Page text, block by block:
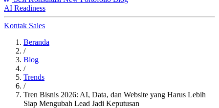
AI Readiness
Kontak Sales
Beranda
/
Blog
/
Trends
/
Tren Bisnis 2026: AI, Data, dan Website yang Harus Lebih
Siap Mengubah Lead Jadi Keputusan